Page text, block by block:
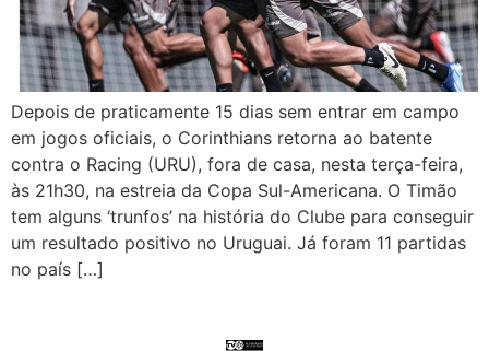
Depois de praticamente 15 dias sem entrar em campo
em jogos oficiais, o Corinthians retorna ao batente
contra o Racing (URU), fora de casa, nesta terça-feira,
às 21h30, na estreia da Copa Sul-Americana. O Timão
tem alguns ‘trunfos’ na história do Clube para conseguir
um resultado positivo no Uruguai. Já foram 11 partidas
no país […]